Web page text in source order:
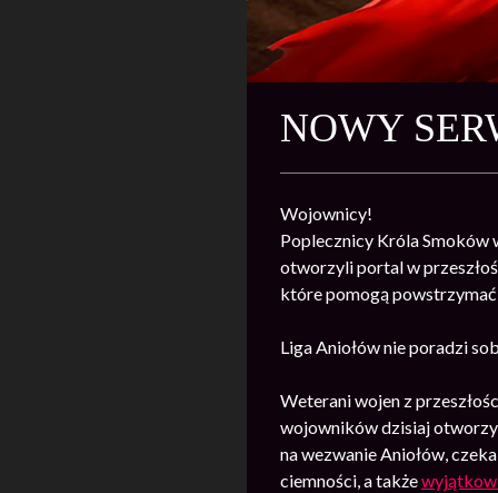
NOWY
Wojownicy!
Poplecznicy Króla Smoków
otworzyli portal w
które pomogą
Liga Aniołów nie poradzi
Weterani wojen z
wojowników dzisiaj
na wezwanie Aniołów,
ciemności, a także